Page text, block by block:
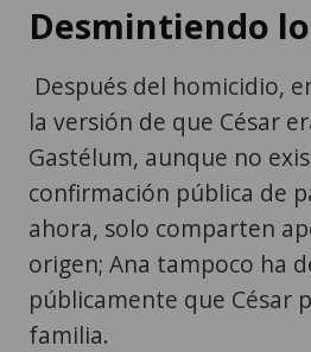
Desmintiendo
Después del homicidio,
la versión de que César
Gastélum, aunque no
confirmación pública de
ahora, solo comparten
origen; Ana tampoco ha
públicamente que César
familia.